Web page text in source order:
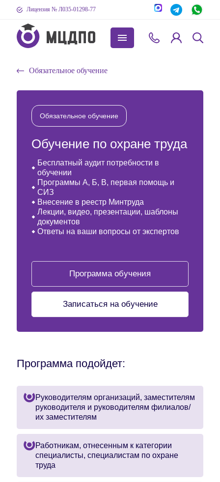
Лицензия № Л035-01298-77
Обязательное обучение
Обязательное обучение
Обучение по охране труда
Бесплатный аудит потребности в
обучении
Программы А, Б, В, первая помощь и
СИЗ
Внесение в реестр Минтруда
Лекции, видео, презентации, шаблоны
документов
Ответы на ваши вопросы от экспертов
Программа обучения
Записаться на обучение
Программа подойдет:
Руководителям организаций, заместителям
руководителя и руководителям филиалов/
их заместителям
Работникам, отнесенным к категории
специалисты, специалистам по охране
труда